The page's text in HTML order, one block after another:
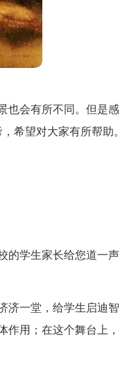
也会有所不同。但是感
希望对大家有所帮助。
的学生家长给您道一声
济一堂，给学生启迪智
作用；在这个舞台上，